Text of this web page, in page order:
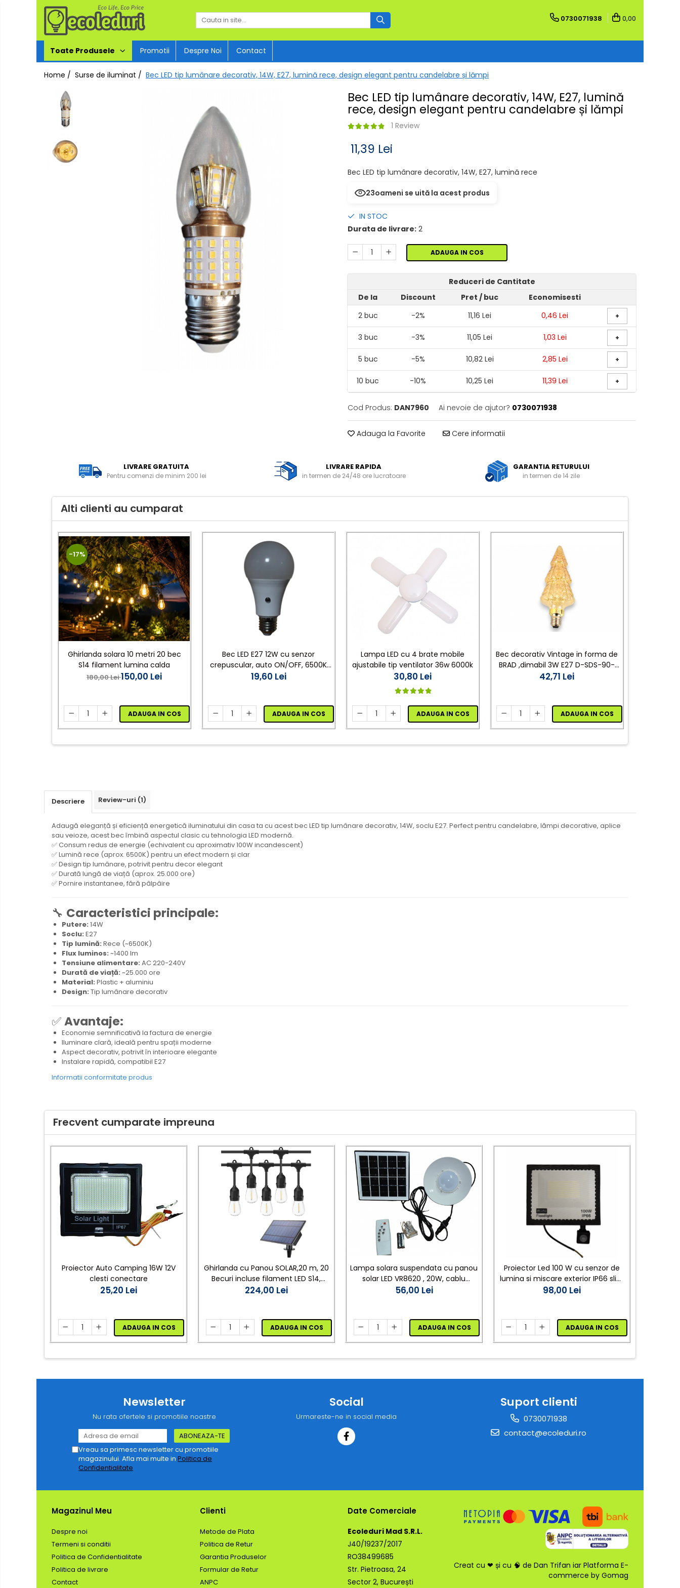
Toate Produsele
Surse de iluminat
Surse de iluminat
Bec Color led
Bec incandescent (Clasic)
Becuri Led
Lampi emergente
Spoturi led pe sina
Aparataj şi accesorii
Aparataj şi accesorii
Alimentatoare/Drivere
Bară alimentare nul
Cablu electric, canal cablu
electrice/Morsete/reglete
Electrocasnice de mici
Mufe,Accesorii TV
Multimetru Digital
Prelungitoare/Derulatoare
Starter/Droser
Întrerupătoare/Comutatoare
Ştechere/Stecher adaptor
Ţeavă PVC
Corpuri Led lineare
Feronerie
Tablou si sigurante electrice
Scule / utile / sonerii/
Adezivi si benzi adezive
Chei , clesti , patenti
Cose / Coliere plastic
Pistoale de lipit si accesorii
taiat,accesorii pentru gaurit si
Conetica si conexiuni
Masina de facut gheata
0730071938 0,00
Toate Produsele Promotii Despre Noi Contact
Home / Surse de iluminat / Bec LED tip lumânare decorativ, 14W, E27, lumină rece, design elegant pentru candelabre și lămpi
Bec LED tip lumânare decorativ, 14W, E27, lumină
rece, design elegant pentru candelabre și lămpi
1 Review
11,39 Lei
Bec LED tip lumânare decorativ, 14W, E27, lumină rece
23oameni se uită la acest produs
IN STOC
Durata de livrare: 2
ADAUGA IN COS
Reduceri de Cantitate
De la
Discount Pret / buc
Economisesti
2buc -2% 11,16 Lei 0,46 Lei +
3 buc -3% 11,05 Lei 1,03 Lei +
5 buc -5% 10,82 Lei 2,85 Lei +
10 buc -10% 10,25 Lei 11,39 Lei +
Cod Produs: DAN7960 Ai nevoie de ajutor? 0730071938
Adauga la Favorite Cere informatii
LIVRARE GRATUITA
Pentru comenzi de minim 200 lei
LIVRARE RAPIDA
in termen de 24/48 ore lucratoare
GARANTIA RETURULUI
in termen de 14 zile
Alti clienti au cumparat
-17%
Ghirlanda solara 10 metri 20 bec
S14 filament lumina calda
180,00 Lei150,00 Lei
ADAUGA IN COS
Bec LED E27 12W cu senzor
crepuscular, auto ON/OFF, 6500K
,culoare- alb, rece
19,60 Lei
ADAUGA IN COS
Lampa LED cu 4 brate mobile
ajustabile tip ventilator 36w 6000k
30,80 Lei
ADAUGA IN COS
Bec decorativ Vintage in forma de
BRAD ,dimabil 3W E27 D-SDS-90-
230
42,71 Lei
ADAUGA IN COS
Descriere Review-uri (1)
Adaugă eleganță și eficiență energetică iluminatului din casa ta cu acest bec LED tip lumânare decorativ, 14W, soclu E27. Perfect pentru candelabre, lămpi decorative, aplice
sau veioze, acest bec îmbină aspectul clasic cu tehnologia LED modernă.
✅ Consum redus de energie (echivalent cu aproximativ 100W incandescent)
✅ Lumină rece (aprox. 6500K) pentru un efect modern și clar
✅ Design tip lumânare, potrivit pentru decor elegant
✅ Durată lungă de viață (aprox. 25.000 ore)
✅ Pornire instantanee, fără pâlpâire
🔧 Caracteristici principale:
Putere: 14W
Soclu: E27
Tip lumină: Rece (~6500K)
Flux luminos: ~1400 lm
Tensiune alimentare: AC 220-240V
Durată de viață: ~25.000 ore
Material: Plastic + aluminiu
Design: Tip lumânare decorativ
✅Avantaje:
Economie semnificativă la factura de energie
Iluminare clară, ideală pentru spații moderne
Aspect decorativ, potrivit în interioare elegante
Instalare rapidă, compatibil E27
Informatii conformitate produs
Frecvent cumparate impreuna
Proiector Auto Camping 16W 12V
clesti conectare
25,20 Lei
ADAUGA IN COS
Ghirlanda cu Panou SOLAR,20 m, 20
Becuri incluse filament LED S14,
lumina calda , Interconectabila,
224,00 Lei
ADAUGA IN COS
Lampa solara suspendata cu panou
solar LED VR8620 , 20W, cablu
legatura 3 m
56,00 Lei
ADAUGA IN COS
Proiector Led 100 W cu senzor de
lumina si miscare exterior IP66 slim
6500k
98,00 Lei
ADAUGA IN COS
Newsletter
Nu rata ofertele si promotiile noastre
Vreau sa primesc newsletter cu promotiile
magazinului. Afla mai multe in Politica de
Confidentialitate
Social
Urmareste-ne in social media
Suport clienti
0730071938
contact@ecoleduri.ro
Magazinul Meu
Despre noi
Termeni si conditii
Politica de Confidentialitate
Politica de livrare
Contact
Clienti
Metode de Plata
Politica de Retur
Garantia Produselor
Formular de Retur
ANPC
Date Comerciale
Ecoleduri Mad S.R.L.
J40/19237/2017
RO38499685
Str. Pietroasa, 24
Sector 2, București
Creat cu ❤ și cu 🧠 de Dan Trifan iar Platforma E-
commerce by Gomag